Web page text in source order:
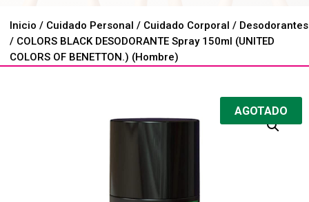
Inicio / Cuidado Personal / Cuidado Corporal / Desodorantes
/ COLORS BLACK DESODORANTE Spray 150ml (UNITED
COLORS OF BENETTON.) (Hombre)
AGOTADO